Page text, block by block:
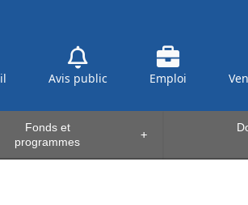
Avis public Emploi
+
Fonds et
programmes